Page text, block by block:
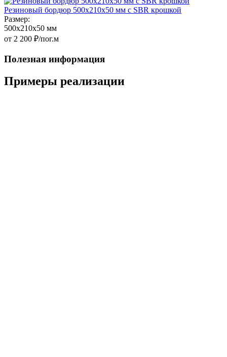
Резиновый бордюр 500х210x50 мм c SBR крошкой
Размер:
500x210x50 мм
от 2 200 ₽/пог.м
Полезная информация
Примеры реализации